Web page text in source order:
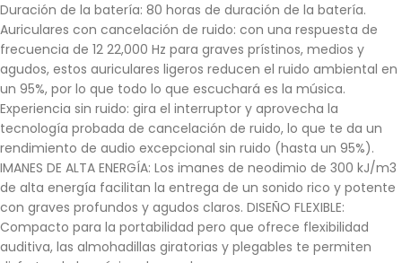
Duración de la batería: 80 horas de duración de la batería.
Auriculares con cancelación de ruido: con una respuesta de
frecuencia de 12 22,000 Hz para graves prístinos, medios y
agudos, estos auriculares ligeros reducen el ruido ambiental en
un 95%, por lo que todo lo que escuchará es la música.
Experiencia sin ruido: gira el interruptor y aprovecha la
tecnología probada de cancelación de ruido, lo que te da un
rendimiento de audio excepcional sin ruido (hasta un 95%).
IMANES DE ALTA ENERGÍA: Los imanes de neodimio de 300 kJ/m3
de alta energía facilitan la entrega de un sonido rico y potente
con graves profundos y agudos claros. DISEÑO FLEXIBLE:
Compacto para la portabilidad pero que ofrece flexibilidad
auditiva, las almohadillas giratorias y plegables te permiten